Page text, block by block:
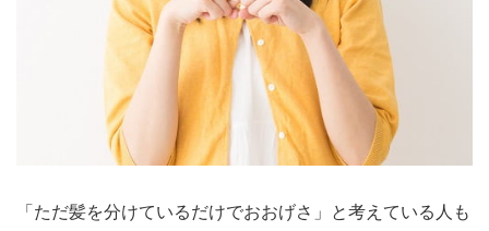
「ただ髪を分けているだけでおおげさ」と考えている人も